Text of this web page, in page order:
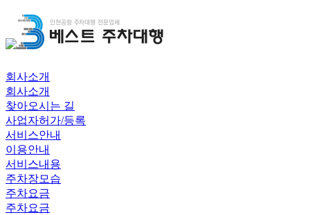
회사소개
회사소개
찾아오시는 길
사업자허가/등록
서비스안내
이용안내
서비스내용
주차장모습
주차요금
주차요금